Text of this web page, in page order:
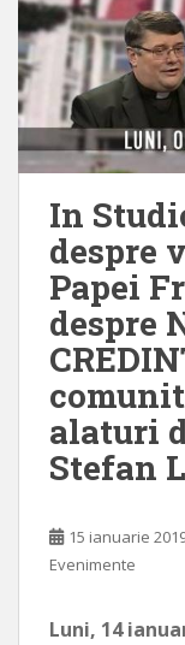
In
despre
Papei
despre
alaturi
Stefan
15 ianuarie
Evenimente
Luni, 14